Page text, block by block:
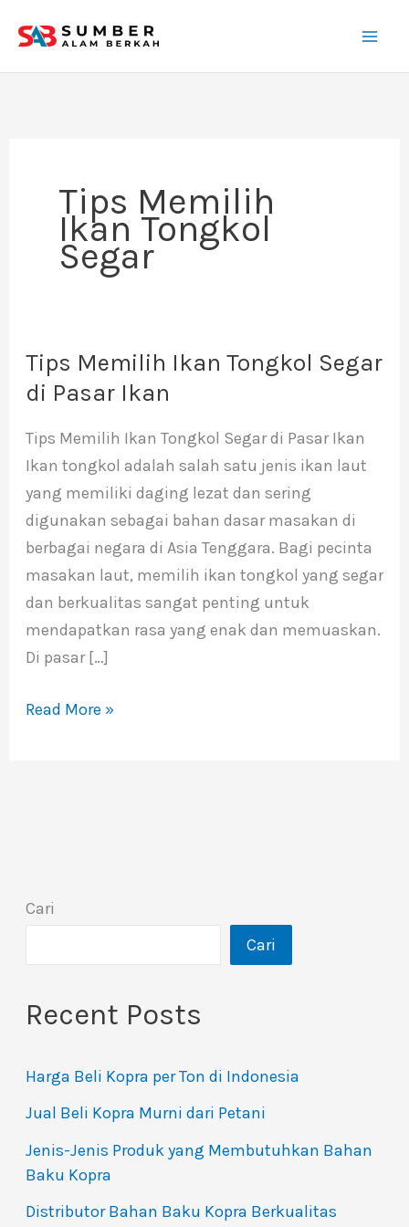
konten
Tips Memilih
Ikan Tongkol
Segar
Tips Memilih Ikan Tongkol Segar
di Pasar Ikan
Tips Memilih Ikan Tongkol Segar di Pasar Ikan
Ikan tongkol adalah salah satu jenis ikan laut
yang memiliki daging lezat dan sering
digunakan sebagai bahan dasar masakan di
berbagai negara di Asia Tenggara. Bagi pecinta
masakan laut, memilih ikan tongkol yang segar
dan berkualitas sangat penting untuk
mendapatkan rasa yang enak dan memuaskan.
Di pasar […]
Tips
Memilih
Tongkol
Segar
di
Pasar
Ikan
Read More »
Cari
Cari
Recent Posts
Harga Beli Kopra per Ton di Indonesia
Jual Beli Kopra Murni dari Petani
Jenis-Jenis Produk yang Membutuhkan Bahan
Baku Kopra
Distributor Bahan Baku Kopra Berkualitas